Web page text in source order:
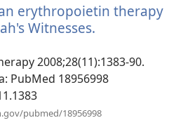
erythropoietin therapy
Witnesses.
новом
окне)
2008;28(11):1383-90.
‎: PubMed 18956998
pubmed/18956998